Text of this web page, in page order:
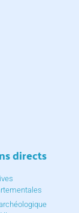
directs